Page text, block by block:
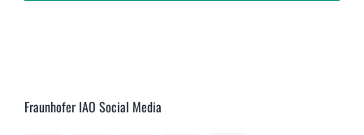
Fraunhofer IAO Social Media